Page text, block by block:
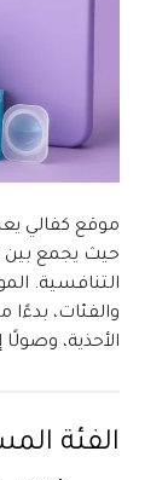
موقع كفالي
حيث يجمع بين
التنافسية.
والفئات،
الأحذية، وصولًا
الفئة